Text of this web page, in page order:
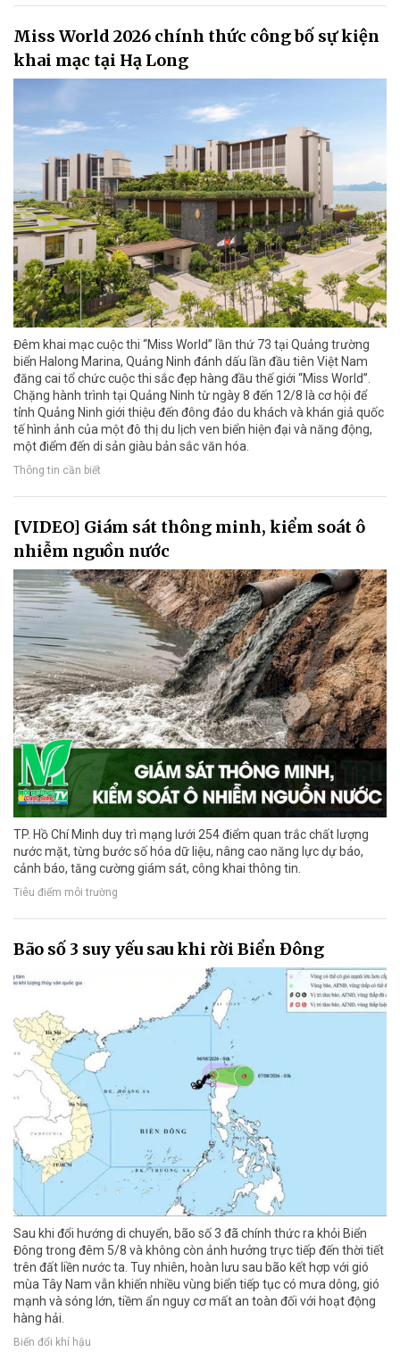
Miss World 2026 chính thức công bố sự kiện
khai mạc tại Hạ Long
Đêm khai mạc cuộc thi “Miss World” lần thứ 73 tại Quảng trường
biển Halong Marina, Quảng Ninh đánh dấu lần đầu tiên Việt Nam
đăng cai tổ chức cuộc thi sắc đẹp hàng đầu thế giới “Miss World”.
Chặng hành trình tại Quảng Ninh từ ngày 8 đến 12/8 là cơ hội để
tỉnh Quảng Ninh giới thiệu đến đông đảo du khách và khán giả quốc
tế hình ảnh của một đô thị du lịch ven biển hiện đại và năng động,
một điểm đến di sản giàu bản sắc văn hóa.
Thông tin cần biết
[VIDEO] Giám sát thông minh, kiểm soát ô
nhiễm nguồn nước
TP. Hồ Chí Minh duy trì mạng lưới 254 điểm quan trắc chất lượng
nước mặt, từng bước số hóa dữ liệu, nâng cao năng lực dự báo,
cảnh báo, tăng cường giám sát, công khai thông tin.
Tiêu điểm môi trường
Bão số 3 suy yếu sau khi rời Biển Đông
Sau khi đổi hướng di chuyển, bão số 3 đã chính thức ra khỏi Biển
Đông trong đêm 5/8 và không còn ảnh hưởng trực tiếp đến thời tiết
trên đất liền nước ta. Tuy nhiên, hoàn lưu sau bão kết hợp với gió
mùa Tây Nam vẫn khiến nhiều vùng biển tiếp tục có mưa dông, gió
mạnh và sóng lớn, tiềm ẩn nguy cơ mất an toàn đối với hoạt động
hàng hải.
Biến đổi khí hậu